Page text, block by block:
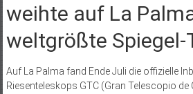
weihte auf La
weltgrößte Spiegel-
Auf La Palma fand Ende Juli die offizielle
Riesenteleskops GTC (Gran Telescopio